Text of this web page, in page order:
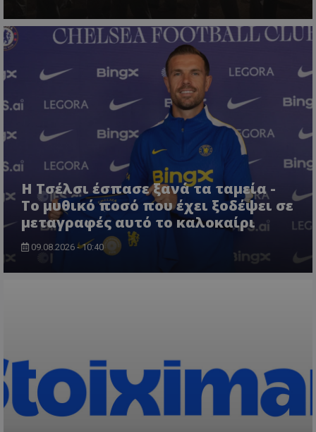
Η Τσέλσι έσπασε ξανά τα ταμεία -
Το μυθικό ποσό που έχει ξοδέψει σε
μεταγραφές αυτό το καλοκαίρι
09.08.2026 - 10:40